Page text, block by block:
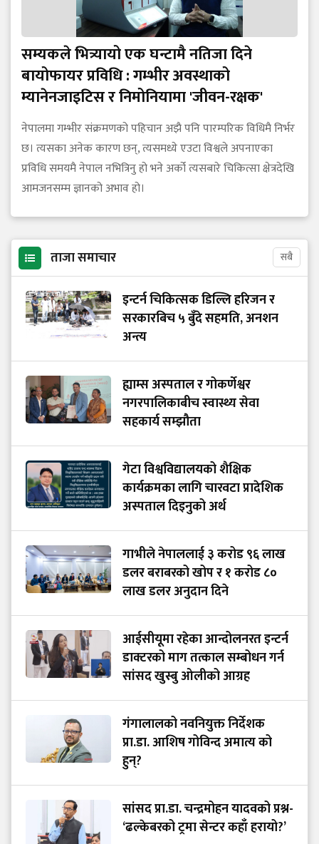
सम्यकले भित्र्यायो एक घन्टामै नतिजा दिने
बायोफायर प्रविधि : गम्भीर अवस्थाको
म्यानेनजाइटिस र निमोनियामा 'जीवन-रक्षक'
नेपालमा गम्भीर संक्रमणको पहिचान अझै पनि पारम्परिक विधिमै निर्भर
छ। त्यसका अनेक कारण छन्, त्यसमध्ये एउटा विश्वले अपनाएका
प्रविधि समयमै नेपाल नभित्रिनु हो भने अर्को त्यसबारे चिकित्सा क्षेत्रदेखि
आमजनसम्म ज्ञानको अभाव हो।
ताजा समाचार सबै
इन्टर्न चिकित्सक डिल्लि हरिजन र
सरकारबिच ५ बुँदे सहमति, अनशन
अन्त्य
ह्याम्स अस्पताल र गोकर्णेश्वर
नगरपालिकाबीच स्वास्थ्य सेवा
सहकार्य सम्झौता
गेटा विश्वविद्यालयको शैक्षिक
कार्यक्रमका लागि चारवटा प्रादेशिक
अस्पताल दिइनुको अर्थ
गाभीले नेपाललाई ३ करोड ९६ लाख
डलर बराबरको खोप र १ करोड ८०
लाख डलर अनुदान दिने
आईसीयूमा रहेका आन्दोलनरत इन्टर्न
डाक्टरको माग तत्काल सम्बोधन गर्न
सांसद खुस्बु ओलीको आग्रह
गंगालालको नवनियुक्त निर्देशक
प्रा.डा. आशिष गोविन्द अमात्य को
हुन्?
सांसद प्रा.डा. चन्द्रमोहन यादवको प्रश्न-
‘ढल्केबरको ट्रमा सेन्टर कहाँ हरायो?’